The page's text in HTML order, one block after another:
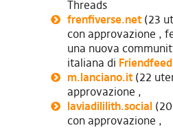
Threads
frenfiverse.net(23
con approvazione ,
una nuova
italiana di Friendfeed
m.lanciano.it(22
approvazione ,
laviadililith.social
con approvazione ,